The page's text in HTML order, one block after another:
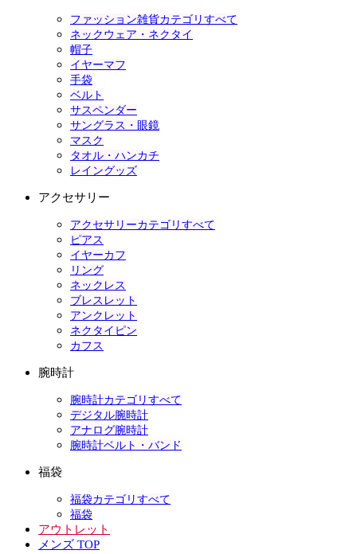
ファッション雑貨カテゴリすべて
ネックウェア・ネクタイ
帽子
イヤーマフ
手袋
ベルト
サスペンダー
サングラス・眼鏡
マスク
タオル・ハンカチ
レイングッズ
アクセサリー
アクセサリーカテゴリすべて
ピアス
イヤーカフ
リング
ネックレス
ブレスレット
アンクレット
ネクタイピン
カフス
腕時計
腕時計カテゴリすべて
デジタル腕時計
アナログ腕時計
腕時計ベルト・バンド
福袋
福袋カテゴリすべて
福袋
アウトレット
メンズ TOP